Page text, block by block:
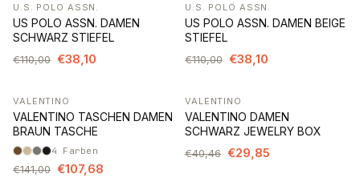
-65%
U.S. POLO ASSN.
US POLO ASSN. DAMEN
SCHWARZ STIEFEL
€110,00 €38,10
-65%
U.S. POLO ASSN.
US POLO ASSN. DAMEN BEIGE
STIEFEL
€110,00 €38,10
-24%
VALENTINO
VALENTINO TASCHEN DAMEN
BRAUN TASCHE
4 Farben
€141,00 €107,68
-26%
VALENTINO
VALENTINO DAMEN
SCHWARZ JEWELRY BOX
€40,46 €29,85